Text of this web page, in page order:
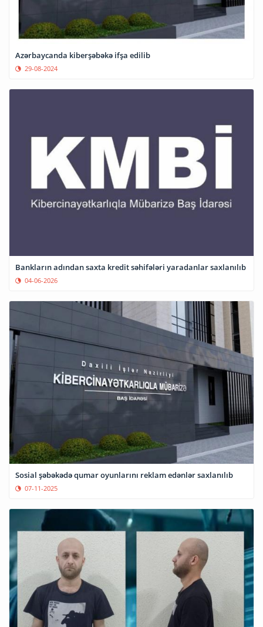
Azərbaycanda kiberşəbəkə ifşa edilib
29-08-2024
Bankların adından saxta kredit səhifələri yaradanlar saxlanılıb
04-06-2026
Sosial şəbəkədə qumar oyunlarını reklam edənlər saxlanılıb
07-11-2025